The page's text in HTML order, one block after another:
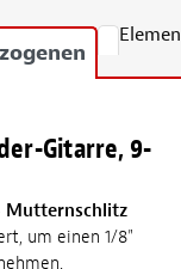
Gitarre, 9-
Mutternschlitz
um einen 1/8"